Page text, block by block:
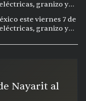
granizo y
este viernes 7 de
granizo y
Nayarit al